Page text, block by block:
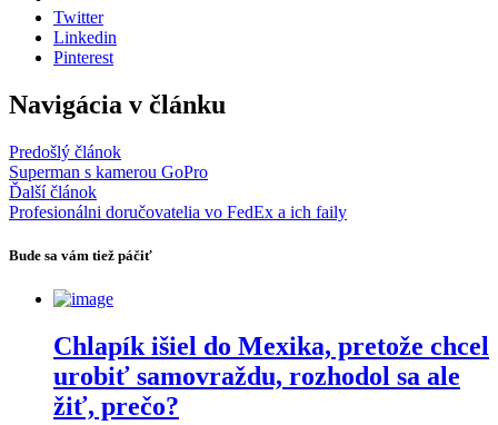
Twitter
Linkedin
Pinterest
Navigácia v článku
Predošlý článok
Superman s kamerou GoPro
Ďalší článok
Profesionálni doručovatelia vo FedEx a ich faily
Bude sa vám tiež páčiť
Chlapík išiel do Mexika, pretože chcel
urobiť samovraždu, rozhodol sa ale
žiť, prečo?